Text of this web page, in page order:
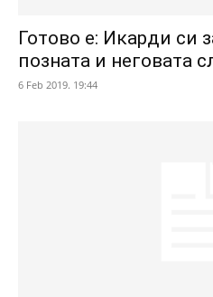
Готово е: Икарди си
позната и неговата
6 Feb 2019. 19:44